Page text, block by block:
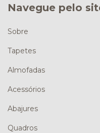
Navegue pelo
Sobre
Tapetes
Almofadas
Acessórios
Abajures
Quadros